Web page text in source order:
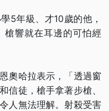
5年級、才10歲的他，
槍響就在耳邊的可怕經
奧哈拉表示，「透過窗
信徒，槍手拿著步槍、
人無法理解。射殺受害